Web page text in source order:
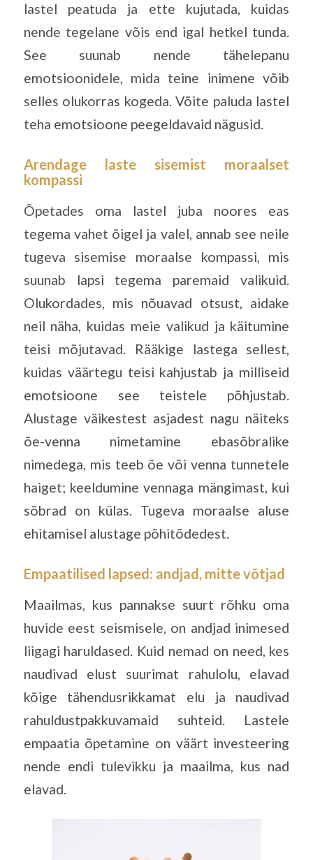
lastel peatuda ja ette kujutada, kuidas
nende tegelane võis end igal hetkel tunda.
See suunab nende tähelepanu
emotsioonidele, mida teine inimene võib
selles olukorras kogeda. Võite paluda lastel
teha emotsioone peegeldavaid nägusid.
Arendage laste sisemist moraalset
kompassi
Õpetades oma lastel juba noores eas
tegema vahet õigel ja valel, annab see neile
tugeva sisemise moraalse kompassi, mis
suunab lapsi tegema paremaid valikuid.
Olukordades, mis nõuavad otsust, aidake
neil näha, kuidas meie valikud ja käitumine
teisi mõjutavad. Rääkige lastega sellest,
kuidas väärtegu teisi kahjustab ja milliseid
emotsioone see teistele põhjustab.
Alustage väikestest asjadest nagu näiteks
õe-venna nimetamine ebasõbralike
nimedega, mis teeb õe või venna tunnetele
haiget; keeldumine vennaga mängimast, kui
sõbrad on külas. Tugeva moraalse aluse
ehitamisel alustage põhitõdedest.
Empaatilised lapsed: andjad, mitte võtjad
Maailmas, kus pannakse suurt rõhku oma
huvide eest seismisele, on andjad inimesed
liigagi haruldased. Kuid nemad on need, kes
naudivad elust suurimat rahulolu, elavad
kõige tähendusrikkamat elu ja naudivad
rahuldustpakkuvamaid suhteid. Lastele
empaatia õpetamine on väärt investeering
nende endi tulevikku ja maailma, kus nad
elavad.